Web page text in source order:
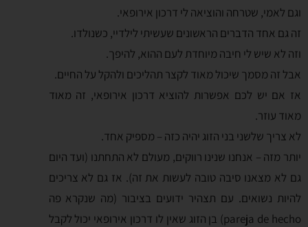
וגם לאמי, שטרחה והוציאה לי דרכון אירופאי.
זה גם אחד הדברים הראשונים שעשיתי לילדיי, כשנולדו.
וזה לא שיש לי חיבה מיוחדת לעם ההוא, להיפך.
אבל זה מסמך שיכול מאוד לקצר תהליכים ולהקל על החיים.
אז אם יש לכם אפשרות להוציא דרכון אירופאי, זה מאוד
מאוד עוזר.
לא צריך שלשני בני הזוג יהיה כזה – מספיק אחד.
יותר מזה – אנחנו שנינו רווקים, מעולם לא התחתנו (ועד היום
גם לא מצאנו סיבה טובה לעשות את זה). אז גם לא צריכים
להיות נשואים. עם תצהיר ידועים בציבור (מה שנקרא פה
pareja de hecho) בן הזוג שאין לו דרכון אירופאי יכול לקבל